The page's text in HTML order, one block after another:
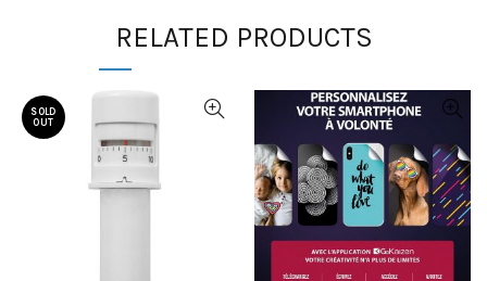
RELATED PRODUCTS
SOLD
OUT